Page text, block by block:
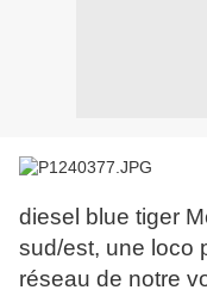
diesel blue tiger
sud/est, une loco
réseau de notre